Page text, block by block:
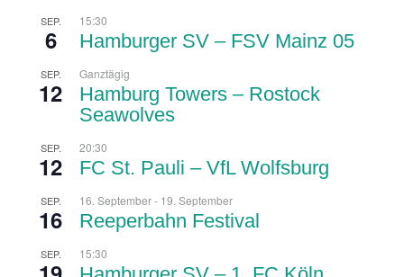
SEP.
6
15:30
Hamburger SV – FSV Mainz 05
SEP.
12
Ganztägig
Hamburg Towers – Rostock
Seawolves
SEP.
12
20:30
FC St. Pauli – VfL Wolfsburg
SEP.
16
16. September- 19. September
Reeperbahn Festival
SEP. 15:30